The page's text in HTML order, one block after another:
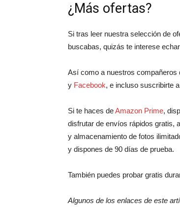
¿Más ofertas?
Si tras leer nuestra selección de
buscabas, quizás te interese
Así como a nuestros compañeros
y Facebook, e incluso suscribirte
Si te haces deAmazon Prime,
disfrutar de envíos rápidos gratis,
y almacenamiento de fotos
y dispones de 90 días de prueba.
También puedes probar gratis
Algunos de los enlaces de este